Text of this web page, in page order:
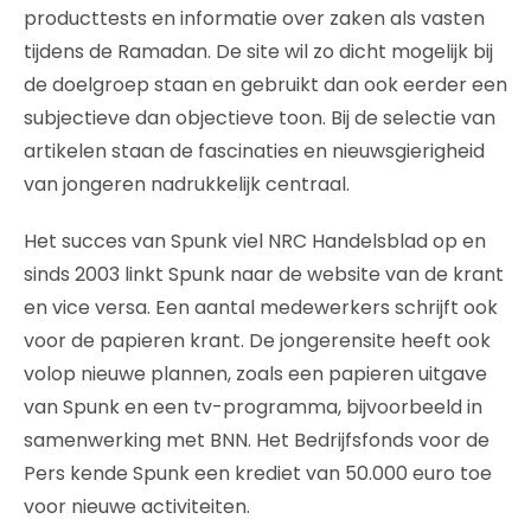
producttests en informatie over zaken als vasten
tijdens de Ramadan. De site wil zo dicht mogelijk bij
de doelgroep staan en gebruikt dan ook eerder een
subjectieve dan objectieve toon. Bij de selectie van
artikelen staan de fascinaties en nieuwsgierigheid
van jongeren nadrukkelijk centraal.
Het succes van Spunk viel NRC Handelsblad op en
sinds 2003 linkt Spunk naar de website van de krant
en vice versa. Een aantal medewerkers schrijft ook
voor de papieren krant. De jongerensite heeft ook
volop nieuwe plannen, zoals een papieren uitgave
van Spunk en een tv-programma, bijvoorbeeld in
samenwerking met BNN. Het Bedrijfsfonds voor de
Pers kende Spunk een krediet van 50.000 euro toe
voor nieuwe activiteiten.